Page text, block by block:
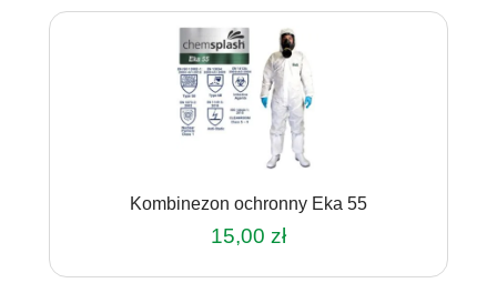
Kombinezon ochronny Eka 55
15,00 zł